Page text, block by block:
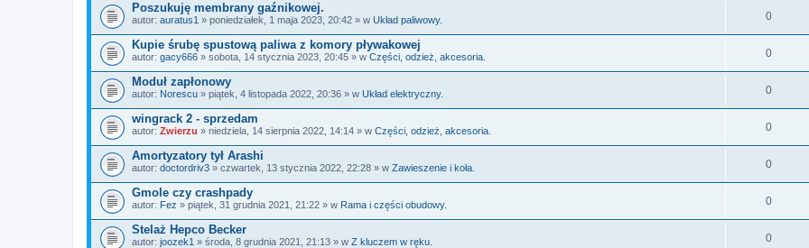
Poszukuję membrany gaźnikowej.
autor: auratus1 » poniedziałek, 1 maja 2023, 20:42 » w Układ paliwowy. 0
Kupie śrubę spustową paliwa z komory pływakowej
autor: gacy666 » sobota, 14 stycznia 2023, 20:45 » w Części, odzież, akcesoria. 0
Moduł zapłonowy
autor: Norescu » piątek, 4 listopada 2022, 20:36 » w Układ elektryczny. 0
wingrack 2 - sprzedam
autor: Zwierzu » niedziela, 14 sierpnia 2022, 14:14 » w Części, odzież, akcesoria. 0
Amortyzatory tył Arashi
autor: doctordriv3 » czwartek, 13 stycznia 2022, 22:28 » w Zawieszenie i koła. 0
Gmole czy crashpady
autor: Fez » piątek, 31 grudnia 2021, 21:22 » w Rama i części obudowy. 0
Stelaż Hepco Becker
autor: joozek1 » środa, 8 grudnia 2021, 21:13 » w Z kluczem w ręku. 0